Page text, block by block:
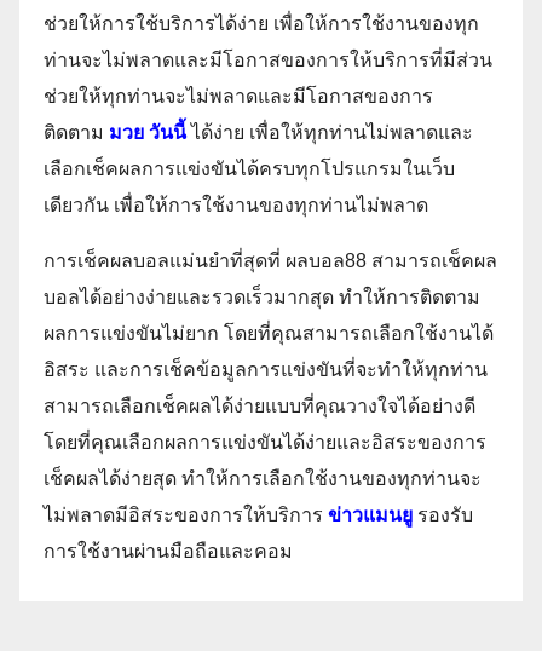
ช่วยให้การใช้บริการได้ง่าย เพื่อให้การใช้งานของทุก
ท่านจะไม่พลาดและมีโอกาสของการให้บริการที่มีส่วน
ช่วยให้ทุกท่านจะไม่พลาดและมีโอกาสของการ
ติดตาม มวย วันนี้ ได้ง่าย เพื่อให้ทุกท่านไม่พลาดและ
เลือกเช็คผลการแข่งขันได้ครบทุกโปรแกรมในเว็บ
เดียวกัน เพื่อให้การใช้งานของทุกท่านไม่พลาด
การเช็คผลบอลแม่นยำที่สุดที่ ผลบอล88 สามารถเช็คผล
บอลได้อย่างง่ายและรวดเร็วมากสุด ทำให้การติดตาม
ผลการแข่งขันไม่ยาก โดยที่คุณสามารถเลือกใช้งานได้
อิสระ และการเช็คข้อมูลการแข่งขันที่จะทำให้ทุกท่าน
สามารถเลือกเช็คผลได้ง่ายแบบที่คุณวางใจได้อย่างดี
โดยที่คุณเลือกผลการแข่งขันได้ง่ายและอิสระของการ
เช็คผลได้ง่ายสุด ทำให้การเลือกใช้งานของทุกท่านจะ
ไม่พลาดมีอิสระของการให้บริการ ข่าวแมนยู รองรับ
การใช้งานผ่านมือถือและคอม